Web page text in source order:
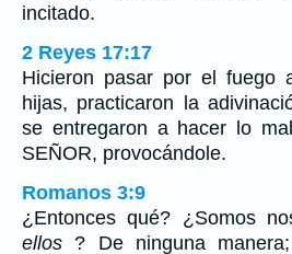
incitado.
2 Reyes 17:17
Hicieron pasar por el
hijas, practicaron la
se entregaron a hacer lo
SEÑOR, provocándole.
Romanos 3:9
¿Entonces qué? ¿Somos
ellos ? De ninguna